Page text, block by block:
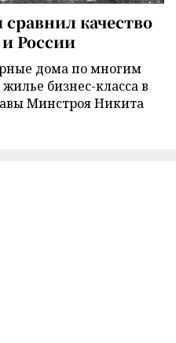
качество
России
дома по многим
бизнес-класса в
Минстроя Никита